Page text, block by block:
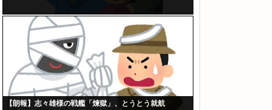
【朗報】志々雄様の戦艦「煉獄」、とうとう就航